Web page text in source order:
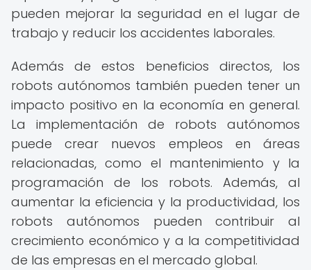
pueden mejorar la seguridad en el lugar de
trabajo y reducir los accidentes laborales.
Además de estos beneficios directos, los
robots autónomos también pueden tener un
impacto positivo en la economía en general.
La implementación de robots autónomos
puede crear nuevos empleos en áreas
relacionadas, como el mantenimiento y la
programación de los robots. Además, al
aumentar la eficiencia y la productividad, los
robots autónomos pueden contribuir al
crecimiento económico y a la competitividad
de las empresas en el mercado global.